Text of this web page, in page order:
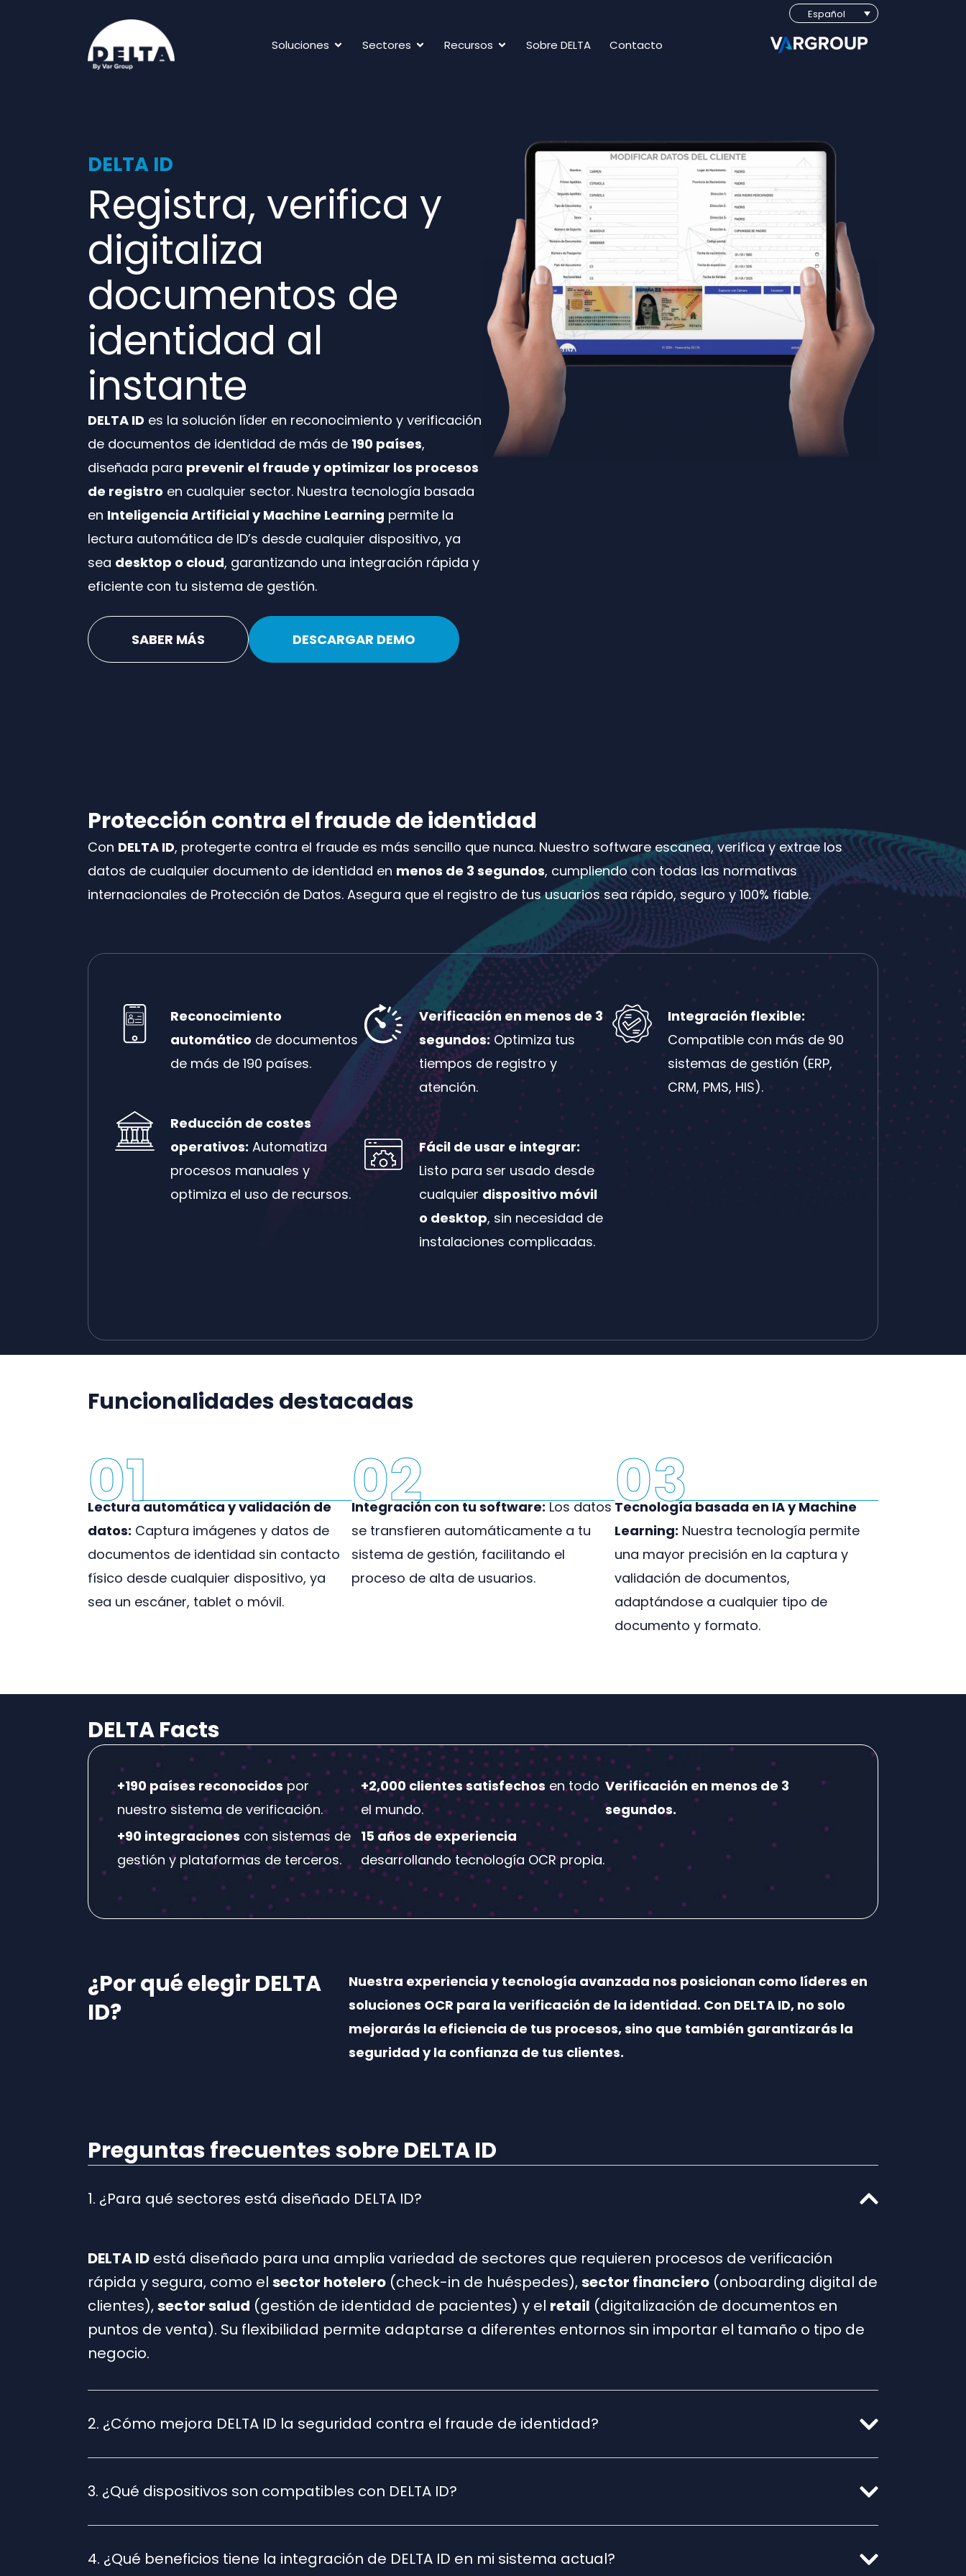
Español
Soluciones Sectores Recursos Sobre DELTA Contacto
DELTA ID​
Registra, verifica y
digitaliza
documentos de
identidad al
instante
DELTA ID es la solución líder en reconocimiento y verificación
de documentos de identidad de más de 190 países,
diseñada para prevenir el fraude y optimizar los procesos
de registro en cualquier sector. Nuestra tecnología basada
en Inteligencia Artificial y Machine Learning permite la
lectura automática de ID’s desde cualquier dispositivo, ya
sea desktop o cloud, garantizando una integración rápida y
eficiente con tu sistema de gestión.
SABER MÁS DESCARGAR DEMO
Protección contra el fraude de identidad
Con DELTA ID, protegerte contra el fraude es más sencillo que nunca. Nuestro software escanea, verifica y extrae los
datos de cualquier documento de identidad en menos de 3 segundos, cumpliendo con todas las normativas
internacionales de Protección de Datos. Asegura que el registro de tus usuarios sea rápido, seguro y 100% fiable.
Reconocimiento
automático de documentos
de más de 190 países.
Reducción de costes
operativos: Automatiza
procesos manuales y
optimiza el uso de recursos.
Verificación en menos de 3
segundos:Optimiza tus
tiempos de registro y
atención.
Fácil de usar e integrar:
Listo para ser usado desde
cualquier dispositivo móvil
o desktop, sin necesidad de
instalaciones complicadas.
Integración flexible:
Compatible con más de 90
sistemas de gestión (ERP,
CRM, PMS, HIS).
Funcionalidades destacadas
01
Lectura automática y validación de
datos: Captura imágenes y datos de
documentos de identidad sin contacto
físico desde cualquier dispositivo, ya
sea un escáner, tablet o móvil.
02
Integración con tu software:Los datos
se transfieren automáticamente a tu
sistema de gestión, facilitando el
proceso de alta de usuarios.
03
Tecnología basada en IA y Machine
Learning: Nuestra tecnología permite
una mayor precisión en la captura y
validación de documentos,
adaptándose a cualquier tipo de
documento y formato.
DELTA Facts
+190 países reconocidospor
nuestro sistema de verificación.
+2,000 clientes satisfechos en todo
el mundo.
Verificación en menos de 3
segundos.
+90 integraciones con sistemas de
gestión y plataformas de terceros.
15 años de experiencia
desarrollando tecnología OCR propia.
¿Por qué elegir DELTA
ID?
Nuestra experiencia y tecnología avanzada nos posicionan como líderes en
soluciones OCR para la verificación de la identidad. Con DELTA ID, no solo
mejorarás la eficiencia de tus procesos, sino que también garantizarás la
seguridad y la confianza de tus clientes.
Preguntas frecuentes sobre DELTA ID
1. ¿Para qué sectores está diseñado DELTA ID?
DELTA ID está diseñado para una amplia variedad de sectores que requieren procesos de verificación
rápida y segura, como el sector hotelero (check-in de huéspedes),sector financiero (onboarding digital de
clientes),sector salud (gestión de identidad de pacientes) y el retail (digitalización de documentos en
puntos de venta). Su flexibilidad permite adaptarse a diferentes entornos sin importar el tamaño o tipo de
negocio.
2. ¿Cómo mejora DELTA ID la seguridad contra el fraude de identidad?
3. ¿Qué dispositivos son compatibles con DELTA ID?
4. ¿Qué beneficios tiene la integración de DELTA ID en mi sistema actual?